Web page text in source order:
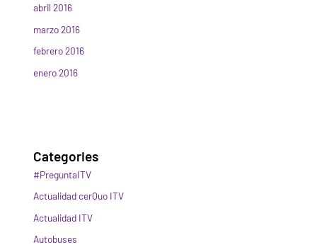
abril 2016
marzo 2016
febrero 2016
enero 2016
Categories
#PreguntaITV
Actualidad cerQuo ITV
Actualidad ITV
Autobuses